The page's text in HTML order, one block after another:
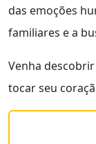
das emoções
familiares e a
Venha
tocar seu